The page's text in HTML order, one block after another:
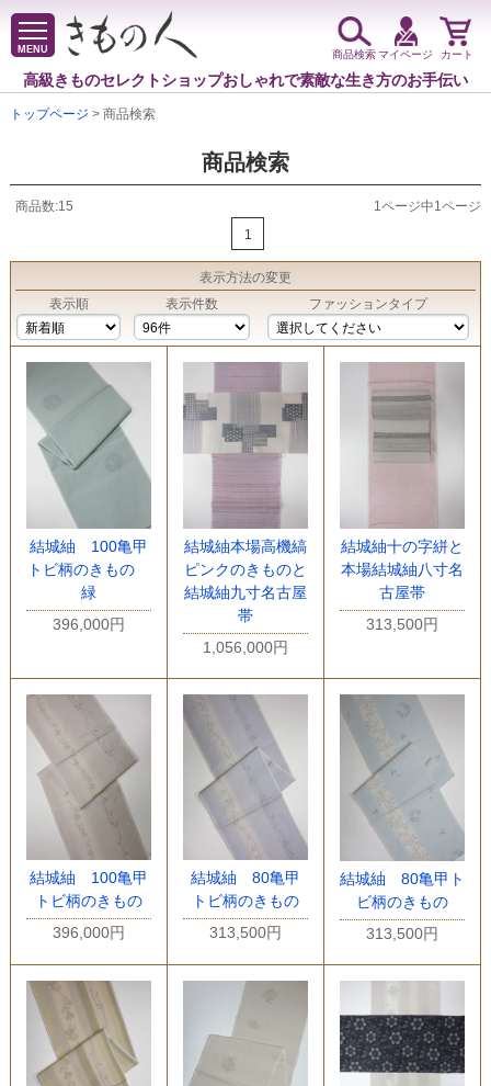
MENU
高級きものセレクトショップおしゃれで素敵な生き方のお手伝い
商品検索マイページ カート
トップページ > 商品検索
商品検索
商品数:15
1ページ中1ページ
1
表示方法の変更
表示順
表示件数 ファッションタイプ
結城紬 100亀甲
トビ柄のきもの
緑
396,000円
結城紬本場高機縞
ピンクのきものと
結城紬九寸名古屋
帯
1,056,000円
結城紬十の字絣と
本場結城紬八寸名
古屋帯
313,500円
結城紬 100亀甲
トビ柄のきもの
396,000円
結城紬 80亀甲
トビ柄のきもの
313,500円
結城紬 80亀甲ト
ビ柄のきもの
313,500円